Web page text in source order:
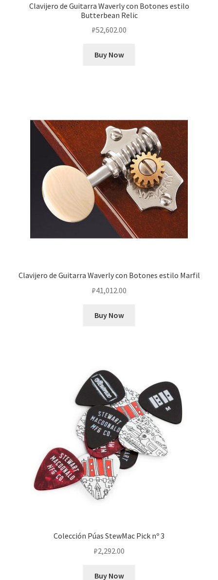
Clavijero de Guitarra Waverly con Botones estilo
Butterbean Relic
₽52,602.00
Buy Now
Clavijero de Guitarra Waverly con Botones estilo Marfil
₽41,012.00
Buy Now
Colección Púas StewMac Pick nº 3
₽2,292.00
Buy Now